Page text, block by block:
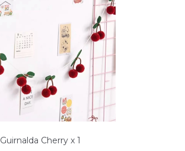
Guirnalda Cherry x 1